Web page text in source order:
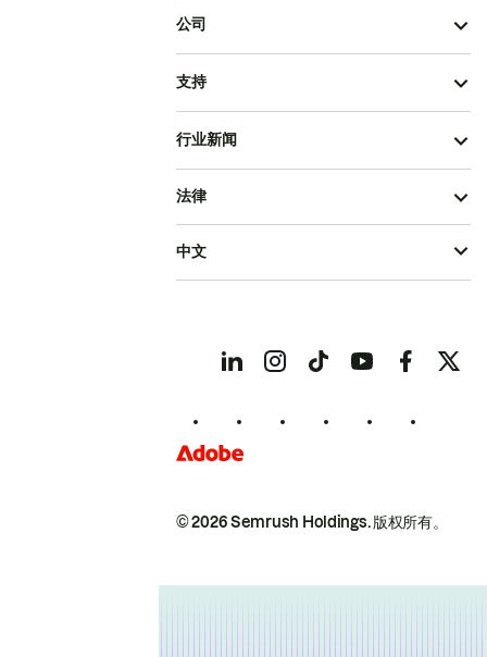
公司
支持
行业新闻
© 2026 Semrush Holdings.版权所有。
法律
中文